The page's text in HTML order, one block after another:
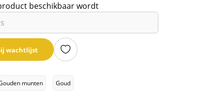
beschikbaar wordt
wachtlijst
munten Goud